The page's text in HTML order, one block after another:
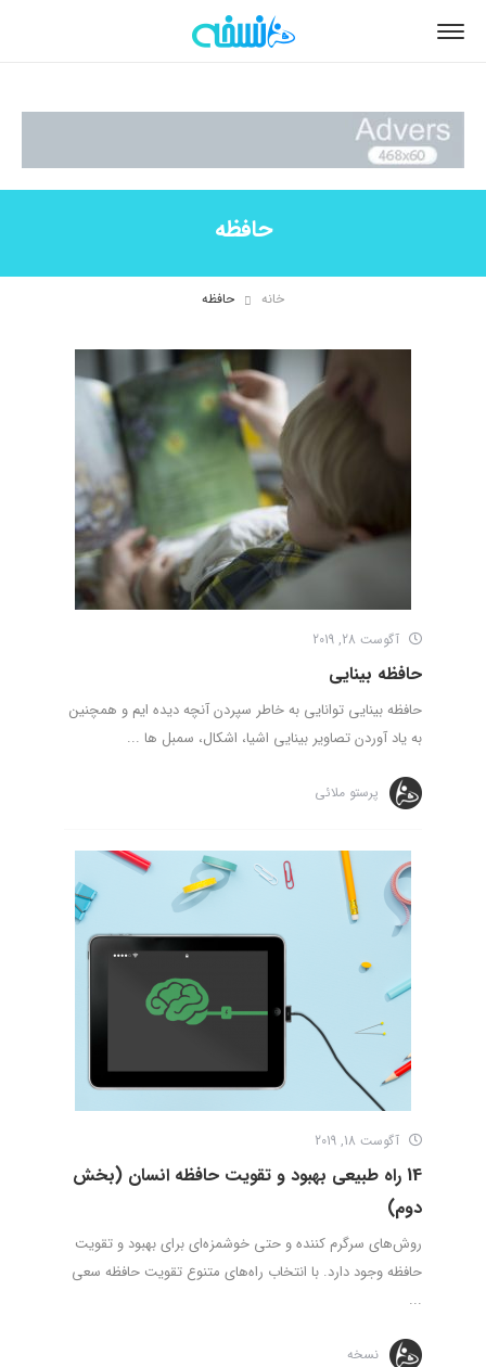
حافظه
خانه حافظه
آگوست 28, 2019
حافظه بینایی
حافظه بینایی توانایی به خاطر سپردن آنچه دیده ایم و همچنین
به یاد آوردن تصاویر بینایی اشیا، اشکال، سمبل ها ...
پرستو ملائی
آگوست 18, 2019
14 راه طبیعی بهبود و تقویت حافظه انسان (بخش
دوم)
روش‌های سرگرم کننده و حتی خوشمزه‌ای برای بهبود و تقویت
حافظه وجود دارد. با انتخاب راه‌های متنوع تقویت حافظه سعی
...
نسخه